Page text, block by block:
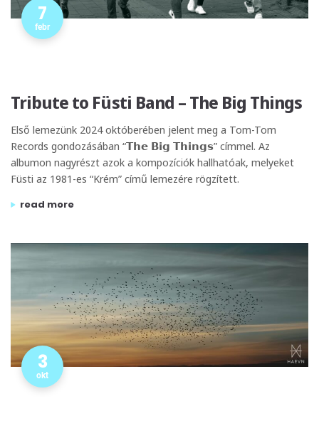
7
febr
Tribute to Füsti Band – The Big Things
Első lemezünk 2024 októberében jelent meg a Tom-Tom
Records gondozásában “𝗧𝗵𝗲 𝗕𝗶𝗴 𝗧𝗵𝗶𝗻𝗴𝘀” címmel. Az
albumon nagyrészt azok a kompozíciók hallhatóak, melyeket
Füsti az 1981-es “Krém” című lemezére rögzített.
read more
„tribute to füsti band – the big things”
3
okt